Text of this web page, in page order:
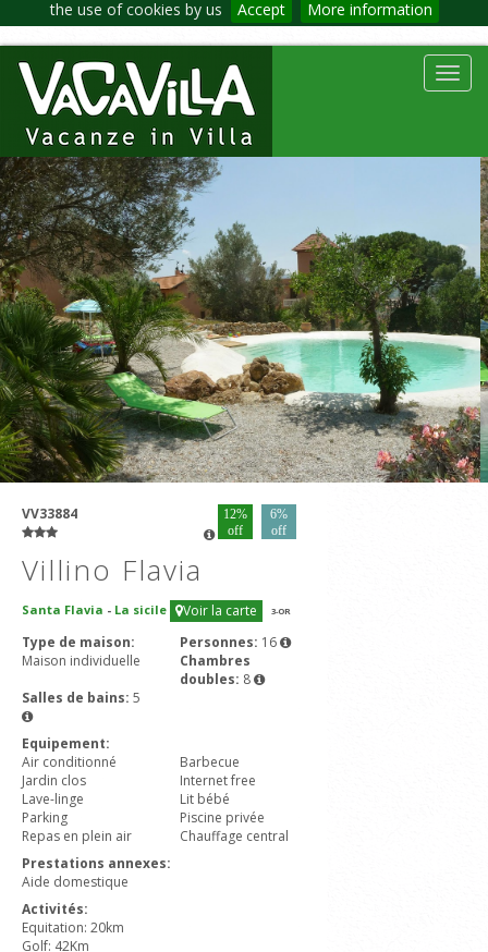
the use of cookies by us Accept More information
VV33884
12%
off
6%
off
Villino Flavia
Santa Flavia - La sicile Voir la carte 3-OR
Type de maison:
Maison individuelle
Personnes: 16
Chambres
doubles: 8
Salles de bains: 5
Equipement:
Air conditionné
Barbecue
Jardin clos
Internet free
Lave-linge
Lit bébé
Parking
Piscine privée
Repas en plein air
Chauffage central
Prestations annexes:
Aide domestique
Activités:
Equitation: 20km
Golf: 42Km